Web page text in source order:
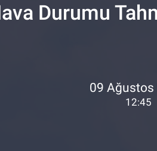
Durumu
09 Ağustos
12:45